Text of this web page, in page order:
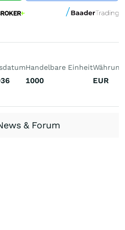
Handelbare Einheit
1000
Währung
EUR
& Forum